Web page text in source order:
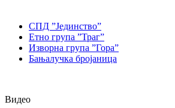
СПД ”Јединство”
Етно група ”Траг”
Изворна група ”Гора”
Бањалучка бројаница
Видео